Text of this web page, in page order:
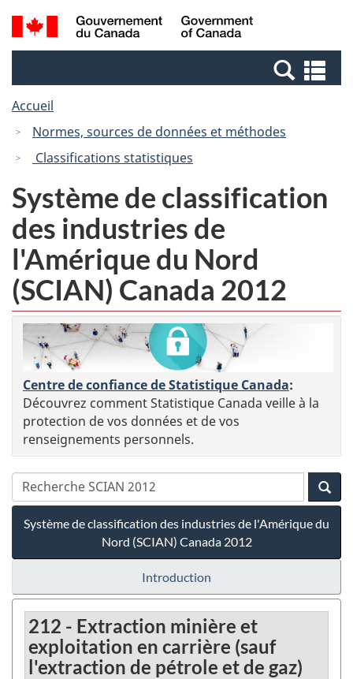
Passer
au
Passer
à
Canada
Recherche
et
et
Accueil
Normes, sources de données et méthodes
Classifications statistiques
Système de classification
des industries de
l'Amérique du Nord
(SCIAN) Canada 2012
Centre de confiance de Statistique Canada:
Découvrez comment Statistique Canada veille à la
protection de vos données et de vos
renseignements personnels.
Système de classification des industries de l'Amérique du
Nord (SCIAN) Canada 2012
Introduction
212 - Extraction minière et
exploitation en carrière (sauf
l'extraction de pétrole et de gaz)